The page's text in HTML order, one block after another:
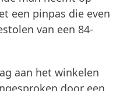
een pinpas die even
van een 84-
aan het winkelen
door een